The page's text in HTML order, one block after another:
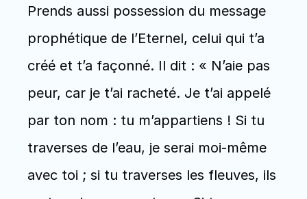
Prends aussi possession du message
prophétique de l’Eternel, celui qui t’a
créé et t’a façonné. Il dit : « N’aie pas
peur, car je t’ai racheté. Je t’ai appelé
par ton nom : tu m’appartiens ! Si tu
traverses de l’eau, je serai moi-même
avec toi ; si tu traverses les fleuves, ils